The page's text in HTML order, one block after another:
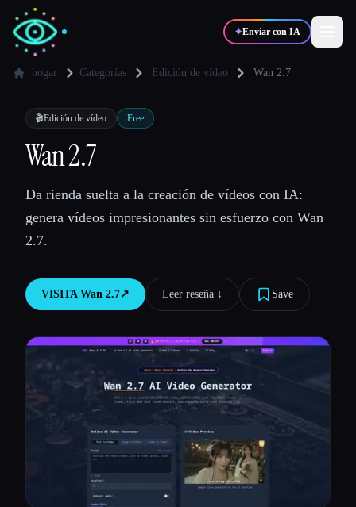
✦Enviar con IA
✍️Escritores
💻
🎓Estudiantes 🎬Creadores
Blog
Comparar herramientas
Todas las categorías
Acerca de
hogar Categorías Edición de vídeo Wan 2.7
🎬Edición de vídeo Free
Wan 2.7
Da rienda suelta a la creación de vídeos con IA:
genera vídeos impresionantes sin esfuerzo con Wan
2.7.
VISITA Wan 2.7↗︎ Leer reseña ↓︎ Save